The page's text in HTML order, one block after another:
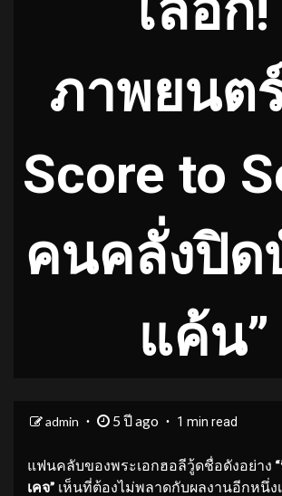
ภาพยนต
Score to
คนคลั่งปิ
แค้น”
admin 5 ปี ago 1 min read
แฟนคลับของพระเอกฮอลีวู้ดชื่อดังอย่าง
เคจ” เห็นที่ต้องไม่พลาดกับผลงานอีกหนึ่ง